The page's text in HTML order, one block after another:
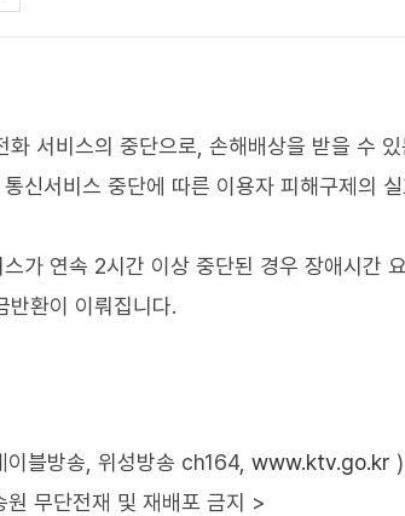
화 서비스의 중단으로, 손해배상을 받을 수
신서비스 중단에 따른 이용자 피해구제의
가 연속 2시간 이상 중단된 경우 장애시간
반환이 이뤄집니다.
블방송, 위성방송 ch164, www.ktv.go.kr )
무단전재 및 재배포 금지 >